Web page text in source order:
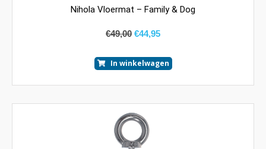
Nihola Vloermat – Family & Dog
€49,00 €44,95
In winkelwagen